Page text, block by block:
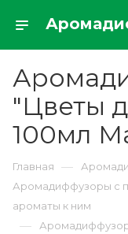
"Цветы
100мл
Главная —
Аромадиффузоры с
ароматы к ним
—